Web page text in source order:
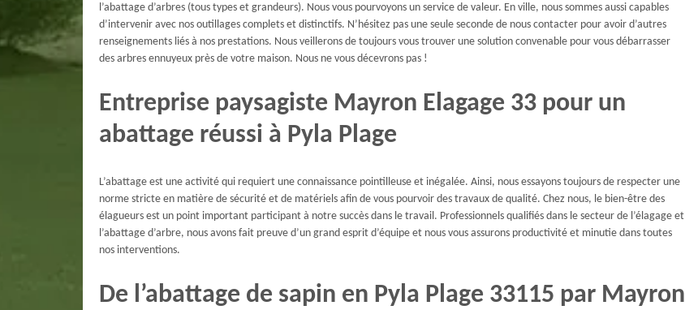
l’abattage d’arbres (tous types et grandeurs). Nous vous pourvoyons un service de valeur. En ville, nous sommes aussi capables
d’intervenir avec nos outillages complets et distinctifs. N’hésitez pas une seule seconde de nous contacter pour avoir d’autres
renseignements liés à nos prestations. Nous veillerons de toujours vous trouver une solution convenable pour vous débarrasser
des arbres ennuyeux près de votre maison. Nous ne vous décevrons pas !
Entreprise paysagiste Mayron Elagage 33 pour un
abattage réussi à Pyla Plage
L’abattage est une activité qui requiert une connaissance pointilleuse et inégalée. Ainsi, nous essayons toujours de respecter une
norme stricte en matière de sécurité et de matériels afin de vous pourvoir des travaux de qualité. Chez nous, le bien-être des
élagueurs est un point important participant à notre succès dans le travail. Professionnels qualifiés dans le secteur de l’élagage et
l’abattage d’arbre, nous avons fait preuve d’un grand esprit d’équipe et nous vous assurons productivité et minutie dans toutes
nos interventions.
De l’abattage de sapin en Pyla Plage 33115 par Mayron